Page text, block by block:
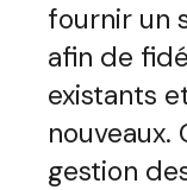
fournir un
afin de
existants
nouveaux.
gestion